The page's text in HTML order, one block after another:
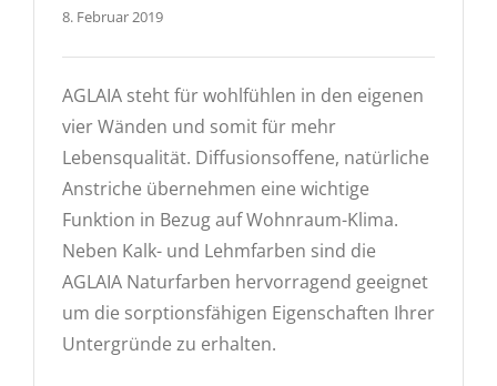
8. Februar 2019
AGLAIA steht für wohlfühlen in den eigenen
vier Wänden und somit für mehr
Lebensqualität. Diffusionsoffene, natürliche
Anstriche übernehmen eine wichtige
Funktion in Bezug auf Wohnraum-Klima.
Neben Kalk- und Lehmfarben sind die
AGLAIA Naturfarben hervorragend geeignet
um die sorptionsfähigen Eigenschaften Ihrer
Untergründe zu erhalten.